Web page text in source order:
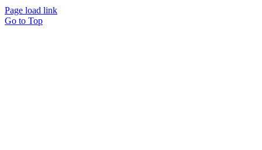
Page load link
Go to Top